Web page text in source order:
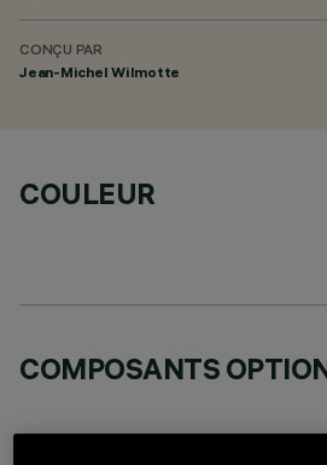
CONÇU PAR
Jean-Michel Wilmotte
COULEUR
COMPOSANTS